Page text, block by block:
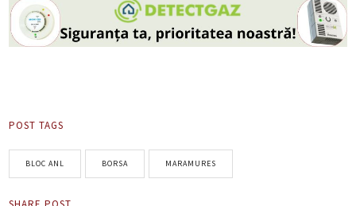
POST TAGS
BLOC ANL BORSA MARAMURES